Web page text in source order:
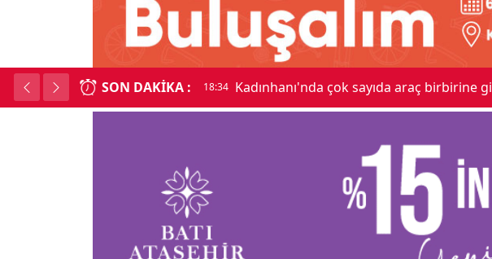
SON DAKIKA : 18:34 Beşikçioğlu Konya'ya Sevk Edildi